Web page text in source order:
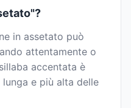
in assetato può
attentamente o
accentata è
e più alta delle